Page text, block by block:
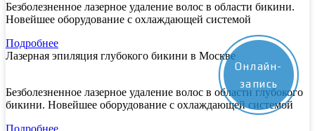
Онлайн-
запись
Безболезненное лазерное удаление волос в области бикини.
Новейшее оборудование с охлаждающей системой
Подробнее
Лазерная эпиляция глубокого бикини в Москве
Безболезненное лазерное удаление волос в области глубокого
бикини. Новейшее оборудование с охлаждающей системой